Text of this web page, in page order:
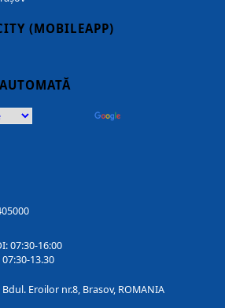
(MOBILEAPP)
07:30-16:00
07:30-13.30
Eroilor nr.8, Brasov, ROMANIA